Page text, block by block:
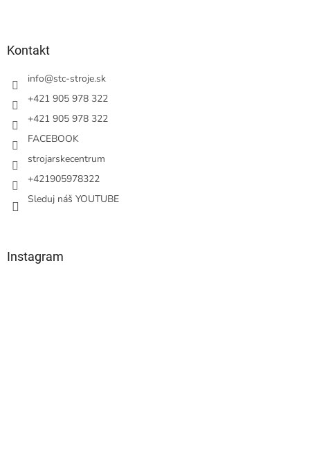
Kontakt
info@stc-stroje.sk
+421 905 978 322
+421 905 978 322
FACEBOOK
strojarskecentrum
+421905978322
Sleduj náš YOUTUBE
Instagram